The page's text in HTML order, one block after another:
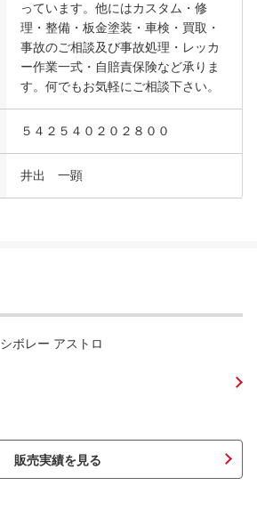
っています。他にはカスタム・修
理・整備・板金塗装・車検・買取・
事故のご相談及び事故処理・レッカ
ー作業一式・自賠責保険など承りま
す。何でもお気軽にご相談下さい。
５４２５４０２０２８００
井出 一顕
シボレー アストロ
販売実績を見る